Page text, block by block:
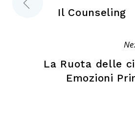
Il Counseling
La Ruota delle
Emozioni